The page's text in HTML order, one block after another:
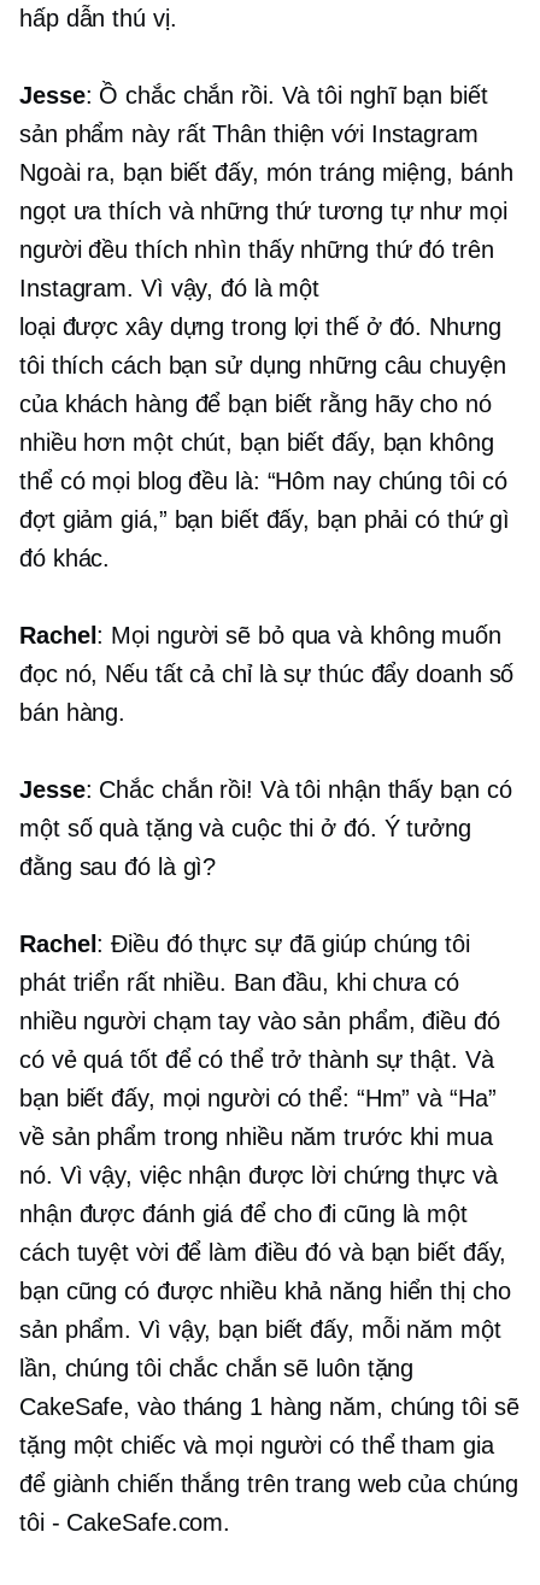
hấp dẫn thú vị.
Jesse: Ồ chắc chắn rồi. Và tôi nghĩ bạn biết
sản phẩm này rấtThân thiện với Instagram
Ngoài ra, bạn biết đấy, món tráng miệng, bánh
ngọt ưa thích và những thứ tương tự như mọi
người đều thích nhìn thấy những thứ đó trên
Instagram. Vì vậy, đó là một
loại được xây dựng trong lợi thế ở đó. Nhưng
tôi thích cách bạn sử dụng những câu chuyện
của khách hàng để bạn biết rằng hãy cho nó
nhiều hơn một chút, bạn biết đấy, bạn không
thể có mọi blog đều là: “Hôm nay chúng tôi có
đợt giảm giá,” bạn biết đấy, bạn phải có thứ gì
đó khác.
Rachel : Mọi người sẽ bỏ qua và không muốn
đọc nó, Nếu tất cả chỉ là sự thúc đẩy doanh số
bán hàng.
Jesse: Chắc chắn rồi! Và tôi nhận thấy bạn có
một số quà tặng và cuộc thi ở đó. Ý tưởng
đằng sau đó là gì?
Rachel : Điều đó thực sự đã giúp chúng tôi
phát triển rất nhiều. Ban đầu, khi chưa có
nhiều người chạm tay vào sản phẩm, điều đó
có vẻ quá tốt để có thể trở thành sự thật. Và
bạn biết đấy, mọi người có thể: “Hm” và “Ha”
về sản phẩm trong nhiều năm trước khi mua
nó. Vì vậy, việc nhận được lời chứng thực và
nhận được đánh giá để cho đi cũng là một
cách tuyệt vời để làm điều đó và bạn biết đấy,
bạn cũng có được nhiều khả năng hiển thị cho
sản phẩm. Vì vậy, bạn biết đấy, mỗi năm một
lần, chúng tôi chắc chắn sẽ luôn tặng
CakeSafe, vào tháng 1 hàng năm, chúng tôi sẽ
tặng một chiếc và mọi người có thể tham gia
để giành chiến thắng trên trang web của chúng
tôi - CakeSafe.com.